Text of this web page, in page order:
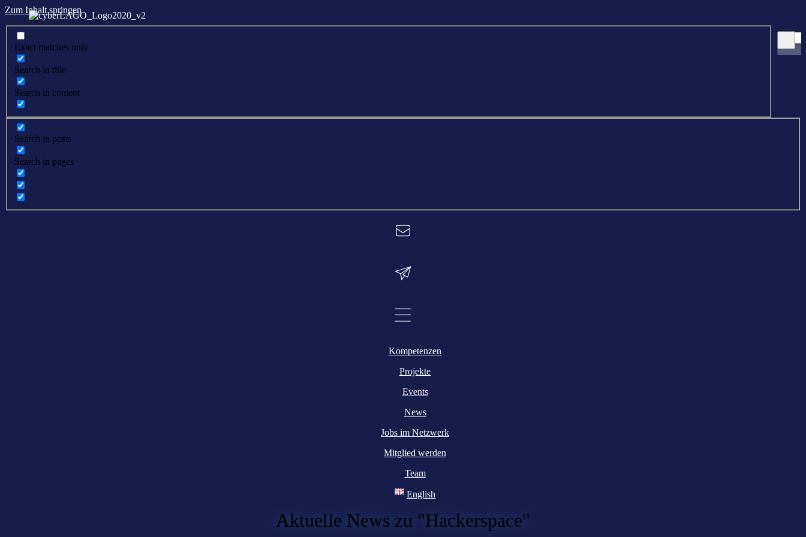
Zum Inhalt springen
Exact matches only
Search in title
Search in content
Search in posts
Search in pages
Kompetenzen
Projekte
Events
News
Jobs im Netzwerk
Mitglied werden
Team
English
Aktuelle News zu "Hackerspace"